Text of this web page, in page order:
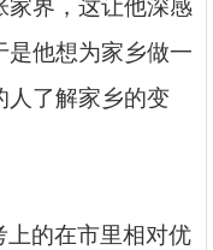
家界，这让他深感
是他想为家乡做一
人了解家乡的变
上的在市里相对优